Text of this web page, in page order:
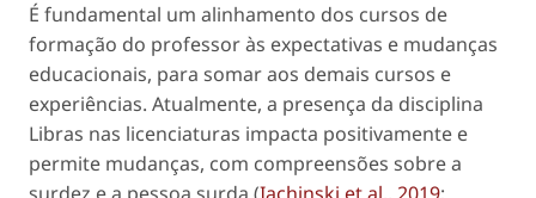
É fundamental um alinhamento dos cursos de
formação do professor às expectativas e mudanças
educacionais, para somar aos demais cursos e
experiências. Atualmente, a presença da disciplina
Libras nas licenciaturas impacta positivamente e
permite mudanças, com compreensões sobre a